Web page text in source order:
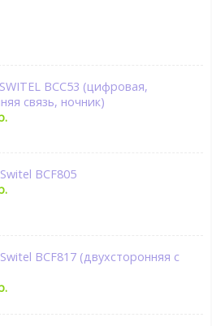
BCC53 (цифровая,
связь, ночник)
BCF805
BCF817 (двухсторонняя с